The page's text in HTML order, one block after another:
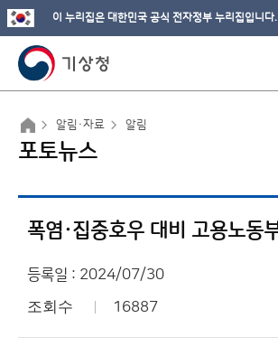
이 누리집은 대한민국 공식 전자정부 누리집입니다.
알림·자료 알림
포토뉴스
등록일 : 2024/07/30
조회수 16887